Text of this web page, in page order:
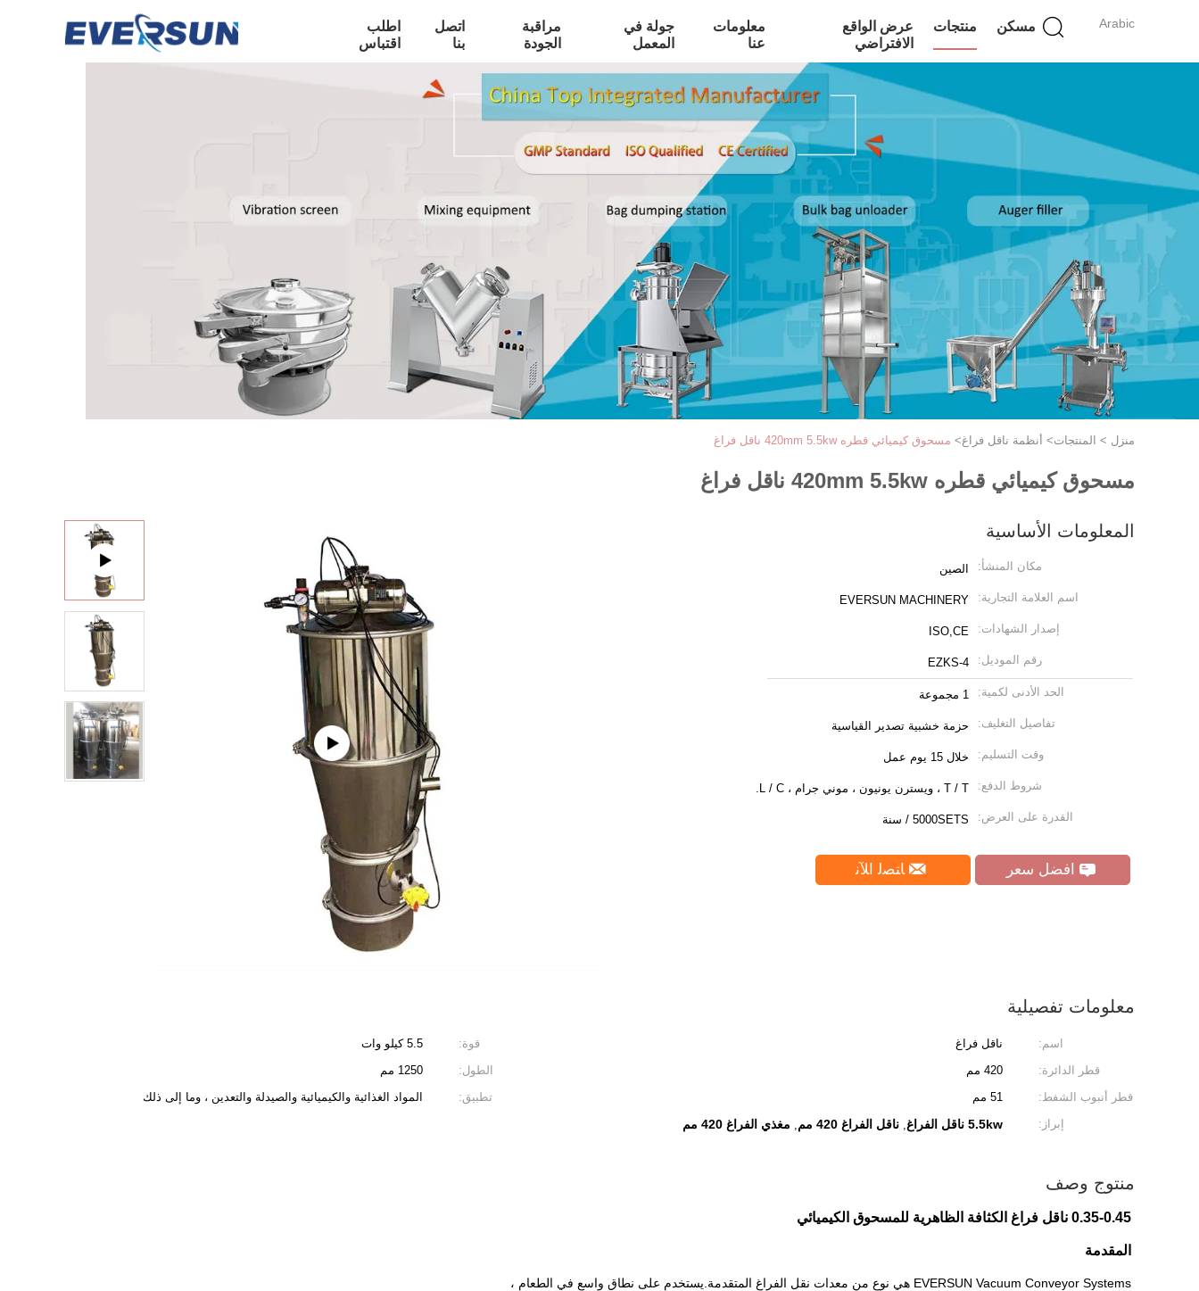
Arabic مسكن منتجات
عرض الواقع
الافتراضي
معلومات
عنا
جولة في
المعمل
مراقبة
الجودة
اتصل
بنا
اطلب
اقتباس
منزل > المنتجات> أنظمة ناقل فراغ> مسحوق كيميائي قطره 420mm 5.5kw ناقل فراغ
مسحوق كيميائي قطره 420mm 5.5kw ناقل فراغ
المعلومات الأساسية
مكان المنشأ: الصين
اسم العلامة التجارية: EVERSUN MACHINERY
إصدار الشهادات: ISO,CE
رقم الموديل: EZKS-4
الحد الأدنى لكمية: 1 مجموعة
تفاصيل التغليف: حزمة خشبية تصدير القياسية
وقت التسليم: خلال 15 يوم عمل
شروط الدفع: T / T ، ويسترن يونيون ، موني جرام ، L / C.
القدرة على العرض: 5000SETS / سنة
افضل سعر ﺎﺘﺼﻟ ﺍﻶﻧ
معلومات تفصيلية
اسم: ناقل فراغ قوة:
5.5 كيلو وات
قطر الدائرة:
420 مم الطول:
1250 مم
قطر أنبوب الشفط:
51 مم تطبيق:
المواد الغذائية والكيميائية والصيدلة والتعدين ، وما إلى ذلك
إبراز:
5.5kw ناقل الفراغ , ناقل الفراغ 420 مم , مغذي الفراغ 420 مم
منتوج وصف
0.35-0.45 ناقل فراغ الكثافة الظاهرية للمسحوق الكيميائي
المقدمة
EVERSUN Vacuum Conveyor Systems هي نوع من معدات نقل الفراغ المتقدمة.يستخدم على نطاق واسع في الطعام ،